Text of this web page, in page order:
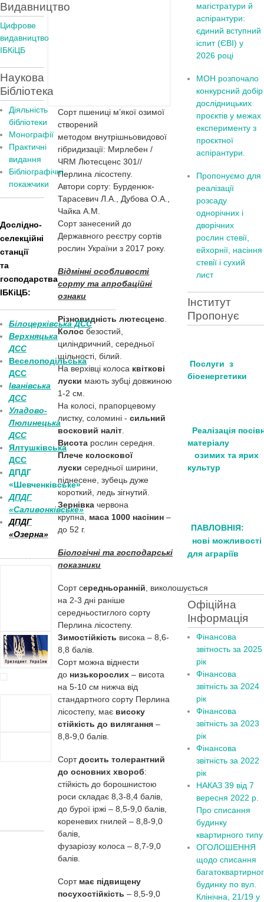
Сорт пшениці м’якої озимої
створений
методом внутрішньовидової
гібридизації: Мирлебен /
ЧRM Лютесценс 301//
Перлина лісостепу.
Автори сорту: Бурденюк-
Тарасевич Л.А., Дубова О.А.,
Чайка А.М.
Сорт занесений до
Державного реєстру сортів
рослин України з 2017 року.
Відмінні особливості
сорту та апробаційні
ознаки
Різновидність лютесценс
Колос безостий,
циліндричний, середньої
щільності, білий.
На верхівці колоса квіткові
луски мають зубці довжиною
1-2 см.
На колосі, прапорцевому
листку, соломині -сильний
восковий наліт
Висота рослин середня.
Плече колоскової
луски середньої ширини,
піднесене, зубець дуже
короткий, ледь зігнутий.
Зернівка червона
крупна, маса 1000 насінин –
до 52 г.
Біологічні та господарські
показники
Сорт середньоранній , виколошується
на 2-3 дні раніше
середньостиглого сорту
Перлина лісостепу.
Зимостійкість висока – 8,6-
8,8 балів.
Сорт можна віднести
до низькорослих – висота
на 5-10 см нижча від
стандартного сорту Перлина
лісостепу, має високу
стійкість до вилягання –
8,8-9,0 балів.
Сортдосить толерантний
до основних хвороб:
стійкість до борошнистою
роси складає 8,3-8,4 балів,
до бурої іржі – 8,5-9,0 балів,
кореневих гнилей – 8,8-9,0
балів,
фузаріозу колоса – 8,7-9,0
балів.
Сорт має підвищену
посухостійкість – 8,5-9,0
Видавництво
Цифрове
видавництво
ІБКіЦБ
Наукова
Бібліотека
Діяльність
бібліотеки
Монографії
Практичні
видання
Бібліографічні
покажчики
Дослідно-
селекційні
станції
та
господарства
ІБКіЦБ:
Білоцерківська ДСС
Верхняцька
ДСС
Веселоподільська
ДСС
Іванівська
ДСС
Уладово-
Люлинецька
ДСС
Ялтушківська
ДСС
ДПДГ
«Шевченківське»
ДПДГ
«Саливонківське»
ДПДГ
«Озерна»
_________________________
магістратури й
аспірантури:
єдиний вступний
іспит (ЄВІ) у
2026 році
МОН розпочало
конкурсний добір
дослідницьких
проєктів у межах
експерименту з
проєктної
аспірантури.
Пропонуємо для
реалізації
розсаду
однорічних і
дворічних
рослин стевії,
ейхорнії, насіння
стевії і сухий
лист
Інститут
Пропонує
Послуги з
біоенергетики
Реалізація
матеріалу
озимих та ярих
культур
ПАВЛОВНІЯ:
нові можливості
для аграріїв
Офіційна
Інформація
Фінансова
звітность за 2025
рік
Фінансова
звітність за 2024
рік
Фінансова
звітність за 2023
рік
Фінансова
звітність за 2022
рік
НАКАЗ 39 від 7
вересня 2022 р.
Про списання
будинку
квартирного типу
ОГОЛОШЕННЯ
щодо списання
будинку по вул.
Клінічна, 21/19 у